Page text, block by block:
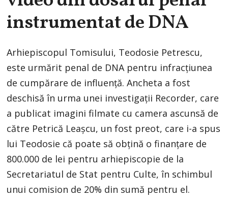
instrumentat de DNA
Arhiepiscopul Tomisului, Teodosie Petrescu,
este urmărit penal de DNA pentru infracțiunea
de cumpărare de influență. Ancheta a fost
deschisă în urma unei investigații Recorder, care
a publicat imagini filmate cu camera ascunsă de
către Petrică Leașcu, un fost preot, care i-a spus
lui Teodosie că poate să obțină o finanțare de
800.000 de lei pentru arhiepiscopie de la
Secretariatul de Stat pentru Culte, în schimbul
unui comision de 20% din sumă pentru el.